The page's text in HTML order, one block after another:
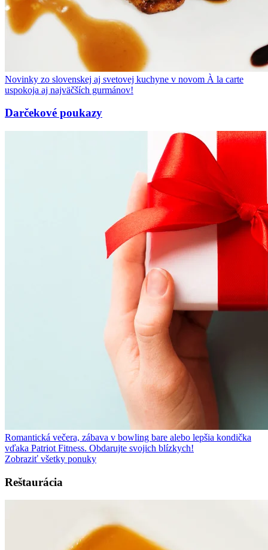
Novinky zo slovenskej aj svetovej kuchyne v novom À la carte
uspokoja aj najväčších gurmánov!
Darčekové poukazy
Romantická večera, zábava v bowling bare alebo lepšia kondička
vďaka Patriot Fitness. Obdarujte svojich blízkych!
Zobraziť všetky ponuky
Reštaurácia